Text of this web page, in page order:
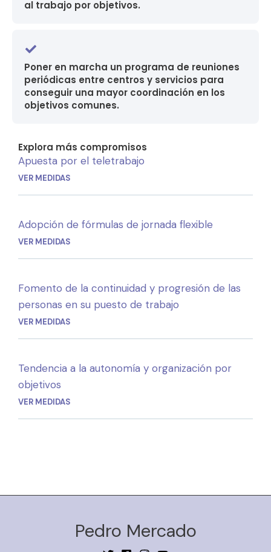
al trabajo por objetivos.
Poner en marcha un programa de reuniones
periódicas entre centros y servicios para
conseguir una mayor coordinación en los
objetivos comunes.
Explora más compromisos
Apuesta por el teletrabajo
VER MEDIDAS
Adopción de fórmulas de jornada flexible
VER MEDIDAS
Fomento de la continuidad y progresión de las
personas en su puesto de trabajo
VER MEDIDAS
Tendencia a la autonomía y organización por
objetivos
VER MEDIDAS
Pedro Mercado